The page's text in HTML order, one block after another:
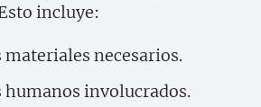
incluye:
materiales necesarios.
humanos involucrados.